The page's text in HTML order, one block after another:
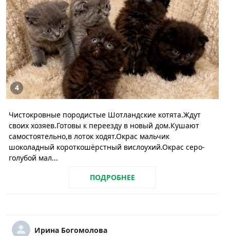
4
Чистокровные породистые Шотландские котята.Ждут
своих хозяев.Готовы к переезду в новый дом.Кушают
самостоятельно,в лоток ходят.Окрас мальчик
шоколадный короткошёрстный вислоухий.Окрас серо-
голубой мал...
ПОДРОБНЕЕ
Ирина Богомолова